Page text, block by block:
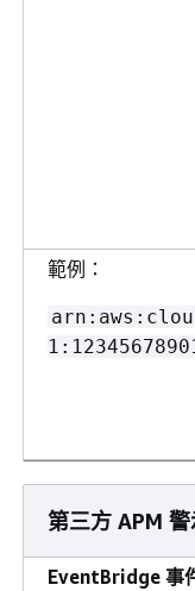
範例：
第三方 APM
EventBridge 事